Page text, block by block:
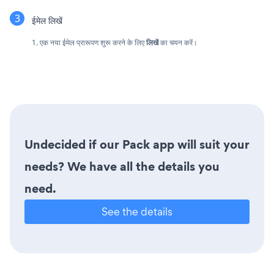
ईमेल लिखें
1. एक नया ईमेल प्रारूपण शुरू करने के लिएलिखेंका चयन करें।
Undecided if our Pack app will suit your
needs? We have all the details you
need.
See the details